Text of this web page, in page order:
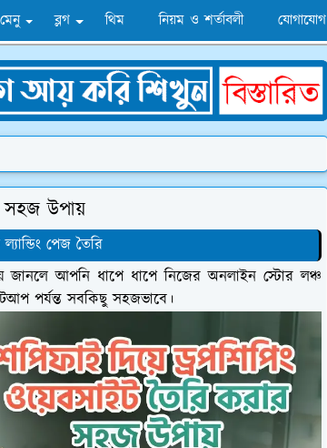
ব্লগ থিম নিয়ম ও শর্তাবলী যোগাযোগ
সহজ উপায়
পেজ তৈরি
জানলে আপনি ধাপে ধাপে নিজের অনলাইন স্টোর লঞ্চ
পর্যন্ত সবকিছু সহজভাবে।